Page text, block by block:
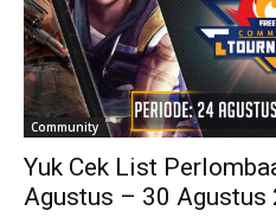
Community
Yuk Cek List
Agustus – 30 Agustus